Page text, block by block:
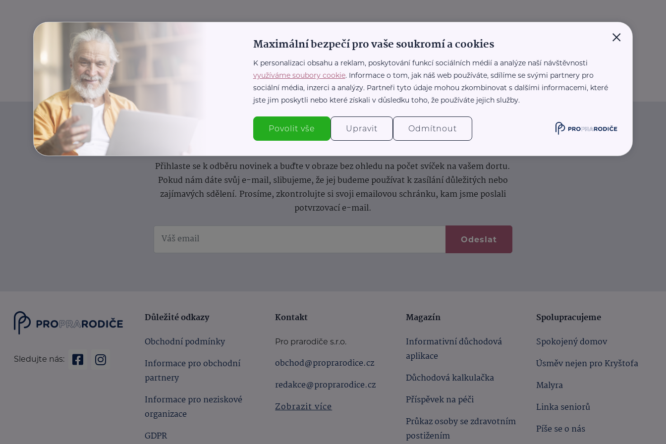
Informace(nejen)pro prarodiče
Přihlaste se k odběru novinek a buďte v obraze bez ohledu na počet svíček na vašem dortu.
Pokud nám dáte svůj e-mail, slibujeme, že jej budeme používat k zasílání důležitých nebo
zajímavých sdělení. Prosíme, zkontrolujte si svoji emailovou schránku, kam jsme poslali
potvrzovací e-mail.
Odeslat
Sledujte nás:
Důležité odkazy
Obchodní podmínky
Informace pro obchodní
partnery
Informace pro neziskové
organizace
GDPR
Kontakt
Pro prarodiče s.r.o.
obchod@proprarodice.cz
redakce@proprarodice.cz
Zobrazit více
Magazín
Informativní důchodová
aplikace
Důchodová kalkulačka
Příspěvek na péči
Průkaz osoby se zdravotním
postižením
Spolupracujeme
Spokojený domov
Úsměv nejen pro Kryštofa
Malyra
Linka seniorů
Píše se o nás
×
Maximální bezpečí pro vaše soukromí a cookies
K personalizaci obsahu a reklam, poskytování funkcí sociálních médií a analýze naší návštěvnosti
využíváme soubory cookie. Informace o tom, jak náš web používáte, sdílíme se svými partnery pro
sociální média, inzerci a analýzy. Partneři tyto údaje mohou zkombinovat s dalšími informacemi, které
jste jim poskytli nebo které získali v důsledku toho, že používáte jejich služby.
Povolit vše Upravit Odmítnout